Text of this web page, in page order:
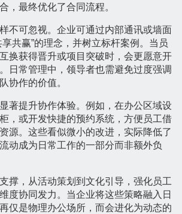
，最终优化了合同流程。
不可忽视。企业可通过内部通讯或墙面
共赢”的理念，并树立标杆案例。当员
换获得晋升或项目突破时，会更愿意开
日常管理中，领导者也需避免过度强调
协作的价值。
著提升协作体验。例如，在办公区域设
，或开发快捷的预约系统，方便员工借
源。这些看似微小的改进，实际降低了
动成为日常工作的一部分而非额外负
撑，从活动策划到文化引导，强化员工
度协同发力。当企业将这些策略融入日
仅是物理办公场所，而会进化为动态的